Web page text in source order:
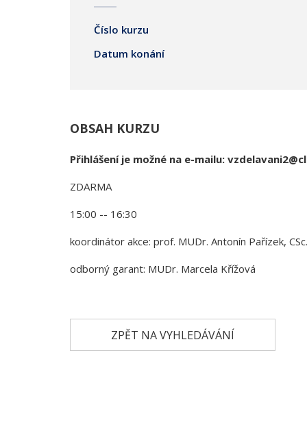
Číslo kurzu
Datum konání
OBSAH KURZU
Přihlášení je možné na e-mailu:
ZDARMA
15:00 -- 16:30
koordinátor akce: prof. MUDr. Antonín Pařízek, CSc.
odborný garant: MUDr. Marcela Křížová
ZPĚT NA VYHLEDÁVÁNÍ